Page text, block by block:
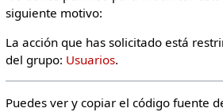
siguiente motivo:
La acción que has solicitado está
del grupo: Usuarios.
Puedes ver y copiar el código fuente